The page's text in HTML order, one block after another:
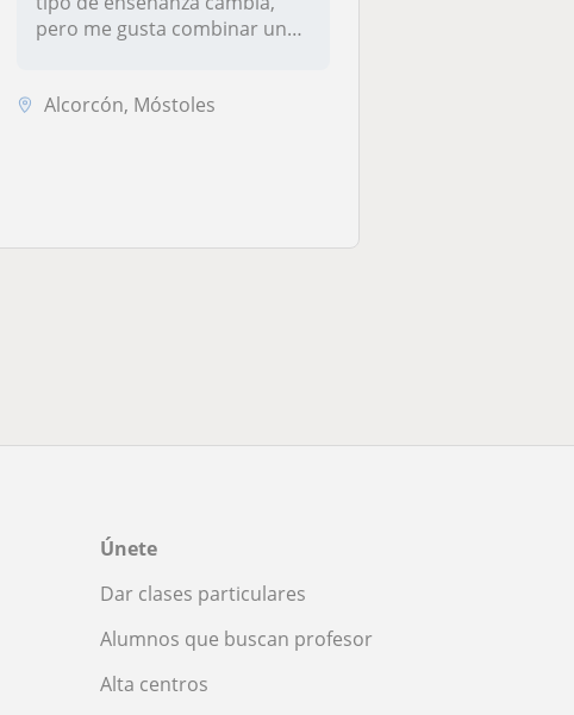
pero me gusta combinar un
Alcorcón, Móstoles
Únete
Dar clases particulares
Alumnos que buscan profesor
Alta centros